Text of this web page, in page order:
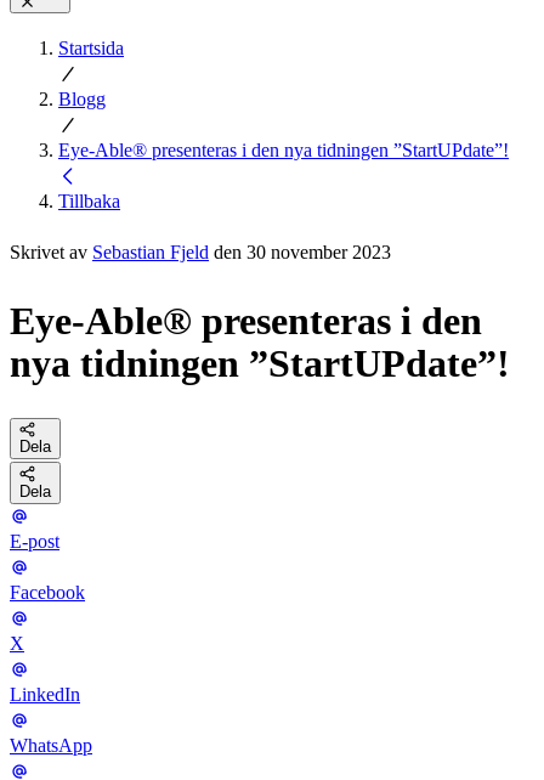
Startsida
Blogg
Eye-Able® presenteras i den nya tidningen ”StartUPdate”!
Tillbaka
Skrivet av Sebastian Fjeld den 30 november 2023
Eye-Able® presenteras i den
nya tidningen ”StartUPdate”!
Dela
Dela
E-post
Facebook
X
LinkedIn
WhatsApp